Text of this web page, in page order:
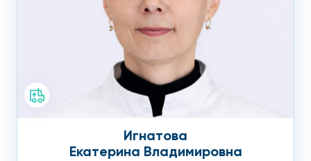
Игнатова
Екатерина Владимировна